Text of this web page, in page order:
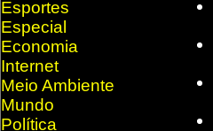
Esportes
Especial
Economia
Internet
Meio Ambiente
Mundo
Política